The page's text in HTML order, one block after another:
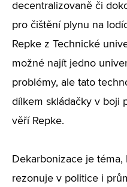
decentralizovaně či
pro čištění plynu na
Repke z Technické
možné najít jedno
problémy, ale tato
dílkem skládačky v boji
věří Repke.
Dekarbonizace je
rezonuje v politice i